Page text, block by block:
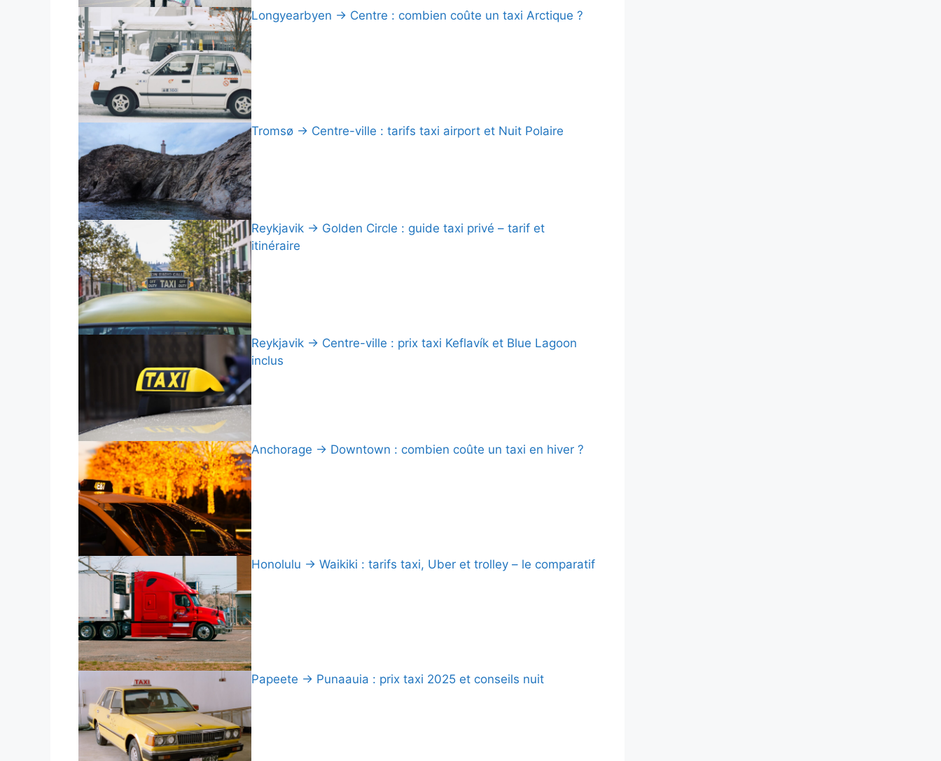
Longyearbyen → Centre : combien coûte un taxi Arctique ?
Tromsø → Centre-ville : tarifs taxi airport et Nuit Polaire
Reykjavik → Golden Circle : guide taxi privé – tarif et
itinéraire
Reykjavik → Centre-ville : prix taxi Keflavík et Blue Lagoon
inclus
Anchorage → Downtown : combien coûte un taxi en hiver ?
Honolulu → Waikiki : tarifs taxi, Uber et trolley – le comparatif
Papeete → Punaauia : prix taxi 2025 et conseils nuit